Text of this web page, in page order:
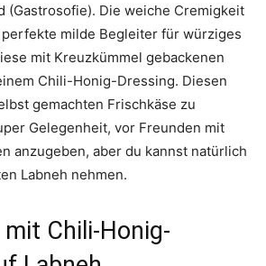
(Gastrosofie). Die weiche Cremigkeit
milde Begleiter für würziges
mit Kreuzkümmel gebackenen
Chili-Honig-Dressing. Diesen
gemachten Frischkäse zu
Gelegenheit, vor Freunden mit
anzugeben, aber du kannst natürlich
Labneh nehmen.
Chili-Honig-